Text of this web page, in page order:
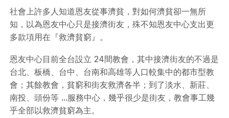
社會上許多人知道恩友從事濟貧，對如何濟貧卻一無所
知，以為恩友中心只是接濟街友，殊不知恩友中心支出更
多款項用在『救濟貧窮』。
恩友中心目前全台設立 24間教會，其中接濟街友的不過是
台北、板橋、台中、台南和高雄等人口較集中的都市型教
會；其餘教會，貧窮和街友救濟各半；到了淡水、新莊、
南投、頭份等 ...服務中心，幾乎很少是街友，教會事工幾
乎全部以救濟貧窮為主。